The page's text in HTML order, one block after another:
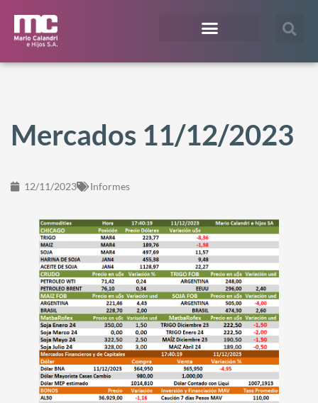
Mercados 11/12/2023
12/11/2023 Informes